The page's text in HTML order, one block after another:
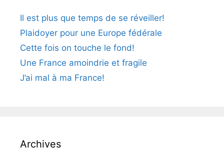
Il est plus que temps de se réveiller!
Plaidoyer pour une Europe fédérale
Cette fois on touche le fond!
Une France amoindrie et fragile
J’ai mal à ma France!
Archives